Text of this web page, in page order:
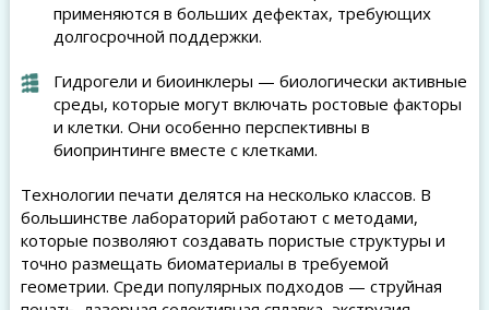
применяются в больших дефектах, требующих
долгосрочной поддержки.
Гидрогели и биоинклеры — биологически активные
среды, которые могут включать ростовые факторы
и клетки. Они особенно перспективны в
биопринтинге вместе с клетками.
Технологии печати делятся на несколько классов. В
большинстве лабораторий работают с методами,
которые позволяют создавать пористые структуры и
точно размещать биоматериалы в требуемой
геометрии. Среди популярных подходов — струйная